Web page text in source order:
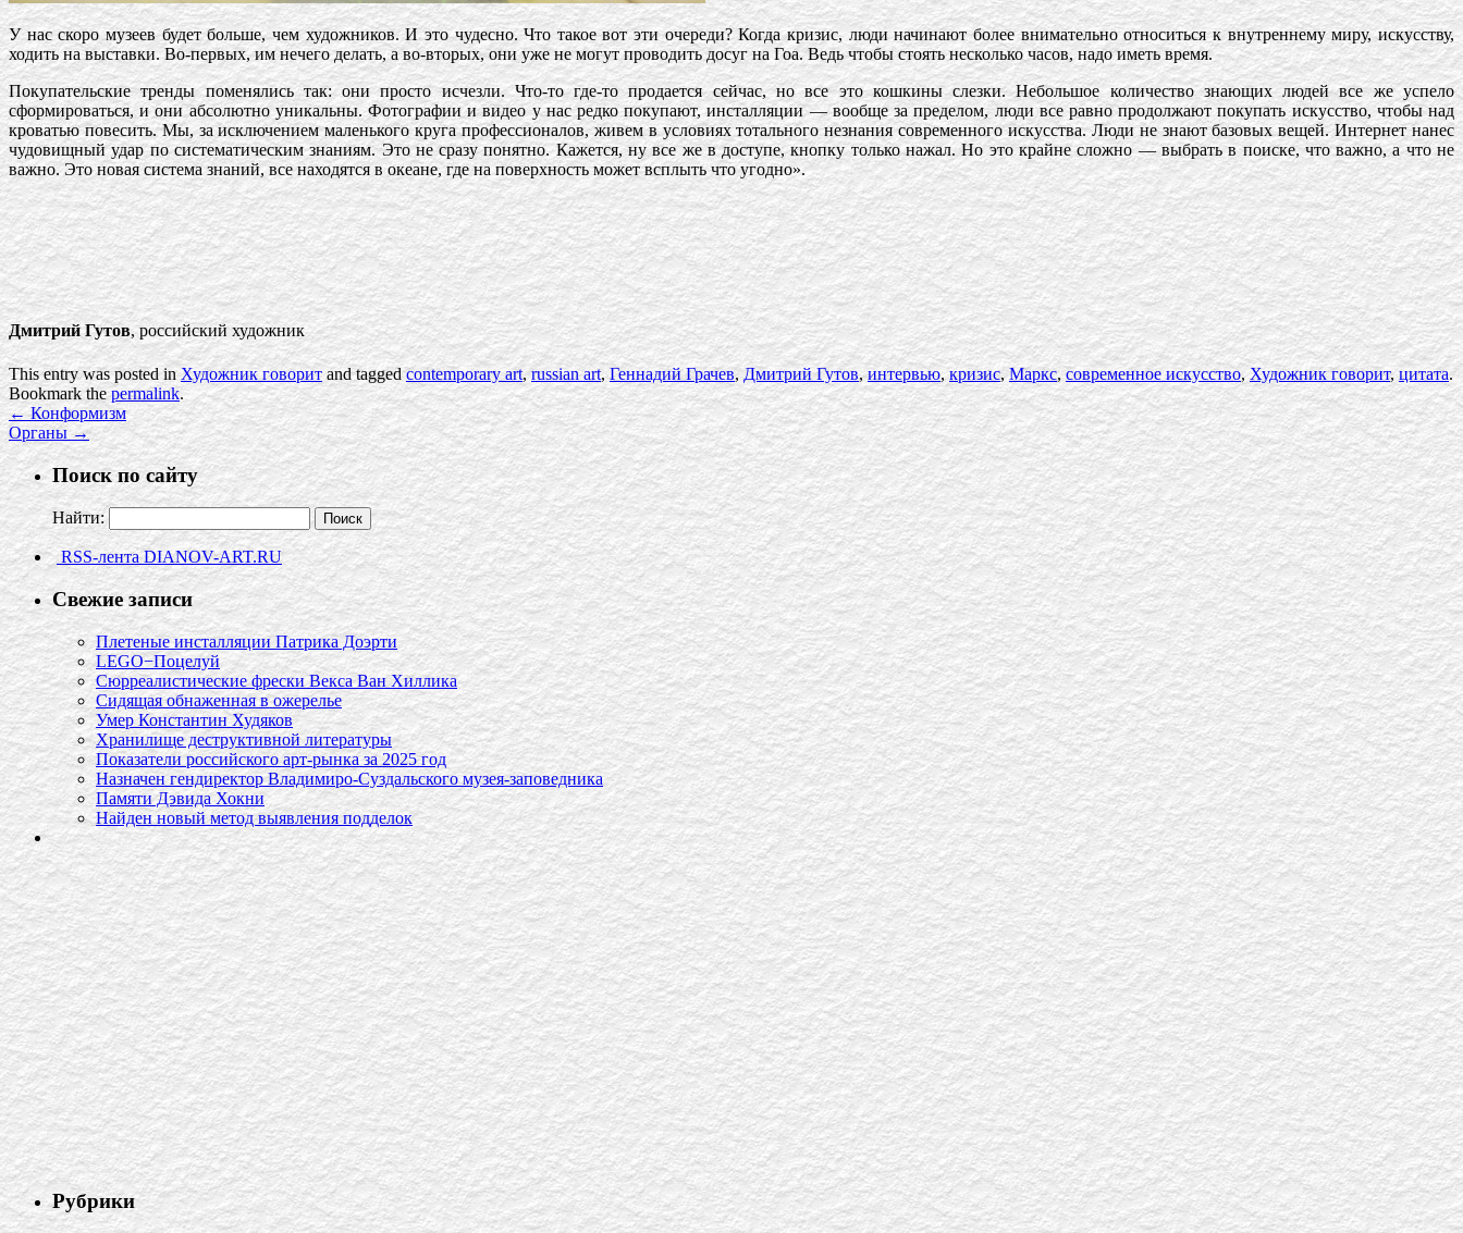
У нас скоро музеев будет больше, чем художников. И это чудесно. Что такое вот эти очереди? Когда кризис, люди начинают более внимательно относиться к внутреннему миру, искусству,
ходить на выставки. Во-первых, им нечего делать, а во-вторых, они уже не могут проводить досуг на Гоа. Ведь чтобы стоять несколько часов, надо иметь время.
Покупательские тренды поменялись так: они просто исчезли. Что-то где-то продается сейчас, но все это кошкины слезки. Небольшое количество знающих людей все же успело
сформироваться, и они абсолютно уникальны. Фотографии и видео у нас редко покупают, инсталляции — вообще за пределом, люди все равно продолжают покупать искусство, чтобы над
кроватью повесить. Мы, за исключением маленького круга профессионалов, живем в условиях тотального незнания современного искусства. Люди не знают базовых вещей. Интернет нанес
чудовищный удар по систематическим знаниям. Это не сразу понятно. Кажется, ну все же в доступе, кнопку только нажал. Но это крайне сложно — выбрать в поиске, что важно, а что не
важно. Это новая система знаний, все находятся в океане, где на поверхность может всплыть что угодно».
Дмитрий Гутов, российский художник
This entry was posted in Художник говорит and taggedcontemporary art,russian art,Геннадий Грачев,Дмитрий Гутов,интервью,кризис,Маркс,современное искусство, Художник говорит, цитата.
Bookmark thepermalink.
←Конформизм
Органы→
Поиск по сайту
Найти:
RSS-лента DIANOV-ART.RU
Свежие записи
Плетеные инсталляции Патрика Доэрти
LEGO−Поцелуй
Сюрреалистические фрески Векса Ван Хиллика
Сидящая обнаженная в ожерелье
Умер Константин Худяков
Хранилище деструктивной литературы
Показатели российского арт-рынка за 2025 год
Назначен гендиректор Владимиро-Суздальского музея-заповедника
Памяти Дэвида Хокни
Найден новый метод выявления подделок
Рубрики